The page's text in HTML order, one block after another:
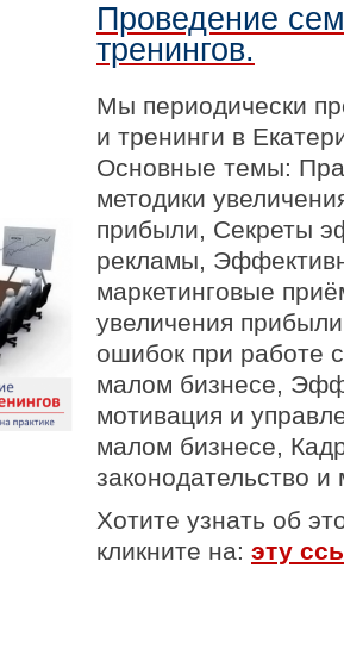
Проведение
тренингов.
Мы периодически
и тренинги в
Основные темы:
методики
прибыли, Секреты
рекламы,
маркетинговые
увеличения
ошибок при работе
малом бизнесе,
мотивация и
малом бизнесе,
законодательство
Хотите узнать об
кликните на: эту